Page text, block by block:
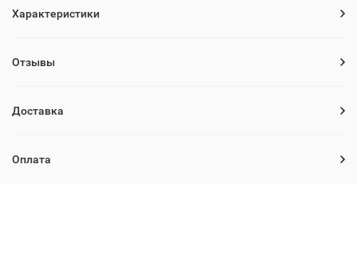
Характеристики
Отзывы
Доставка
Оплата